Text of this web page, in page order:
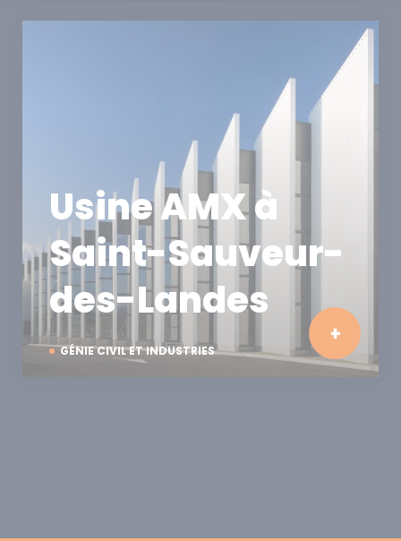
GÉNIE CIVIL ET INDUSTRIES
Usine AMX à
Saint-Sauveur-
des-Landes